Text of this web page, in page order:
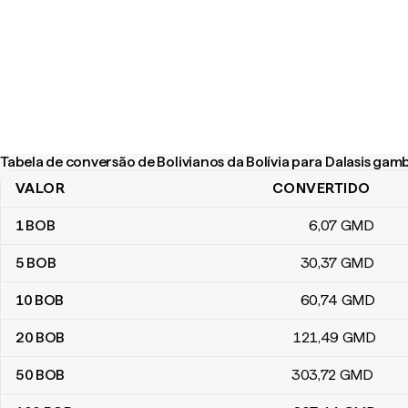
Tabela de conversão de Bolivianos da Bolívia para Dalasis
Tabela de conversão de Bolivianos da Bolívia para Dalasis
VALOR CONVERTIDO
1BOB 6,07 GMD
5 BOB 30,37 GMD
10 BOB 60,74 GMD
20 BOB 121,49 GMD
50 BOB 303,72 GMD